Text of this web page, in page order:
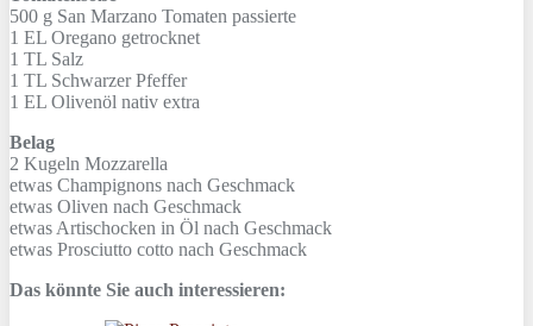
500 g San Marzano Tomaten passierte
1 EL Oregano getrocknet
1 TL Salz
1 TL Schwarzer Pfeffer
1 EL Olivenöl nativ extra
Belag
2 Kugeln Mozzarella
etwas Champignons nach Geschmack
etwas Oliven nach Geschmack
etwas Artischocken in Öl nach Geschmack
etwas Prosciutto cotto nach Geschmack
Das könnte Sie auch interessieren: